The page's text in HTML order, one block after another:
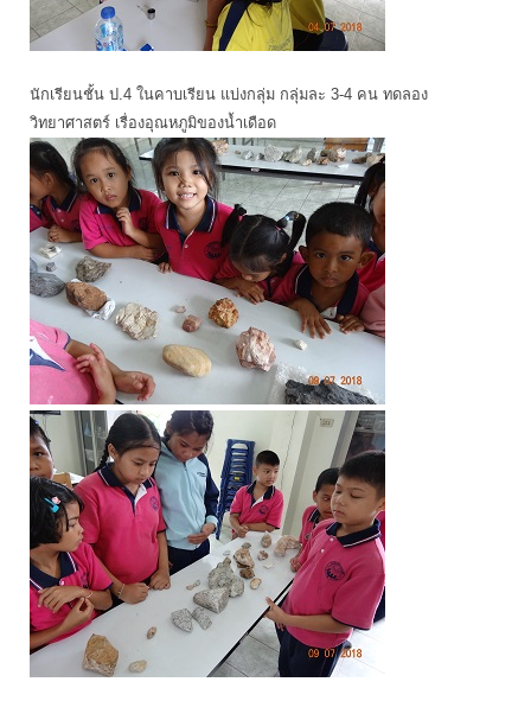
นักเรียนชั้น ป.4 ในคาบเรียน แบ่งกลุ่ม กลุ่มละ 3-4 คน ทดลอง
วิทยาศาสตร์ เรื่องอุณหภูมิของน้ำเดือด